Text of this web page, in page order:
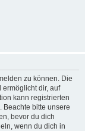
zu können. Die
dir, auf
kann registrierten
Beachte bitte unsere
bevor du dich
wenn du dich in